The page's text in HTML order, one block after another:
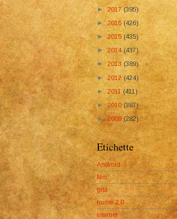
►2017(395)
►2016(426)
►2015(435)
►2014(437)
►2013 (389)
►2012(424)
►2011 (411)
►2010(387)
►2009(282)
Etichette
Android
film
gita
home 2.0
internet